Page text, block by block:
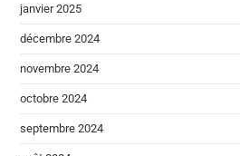
janvier 2025
décembre 2024
novembre 2024
octobre 2024
septembre 2024